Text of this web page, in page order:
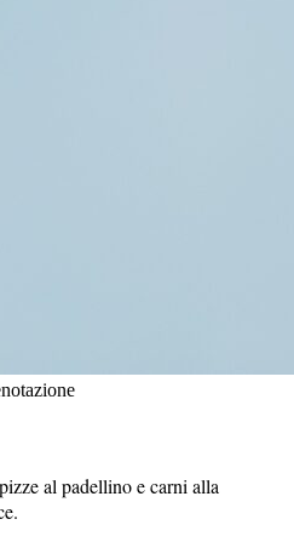
al padellino e carni alla